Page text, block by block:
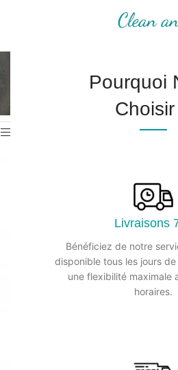
Pourquoi
Livraisons
Bénéficiez de notre
disponible tous les jours
une flexibilité maximale
horaires.
Hygiène des surfaces/ Page 2
Affichage de 25–48 sur 89 résultats